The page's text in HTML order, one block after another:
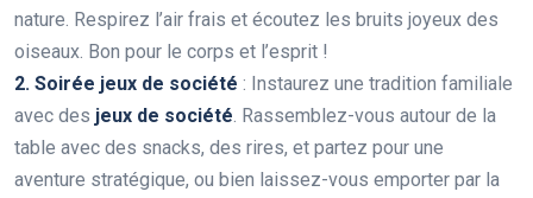
nature. Respirez l’air frais et écoutez les bruits joyeux des
oiseaux. Bon pour le corps et l’esprit !
2. Soirée jeux de société : Instaurez une tradition familiale
avec des jeux de société. Rassemblez-vous autour de la
table avec des snacks, des rires, et partez pour une
aventure stratégique, ou bien laissez-vous emporter par la